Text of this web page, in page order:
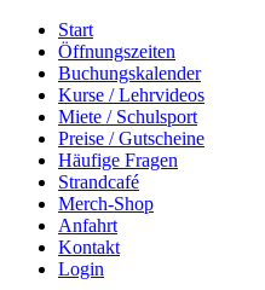
Start
Öffnungszeiten
Buchungskalender
Kurse / Lehrvideos
Miete / Schulsport
Preise / Gutscheine
Häufige Fragen
Strandcafé
Merch-Shop
Anfahrt
Kontakt
Login